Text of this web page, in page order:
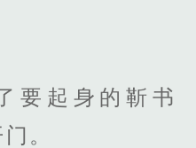
要起身的靳书
。